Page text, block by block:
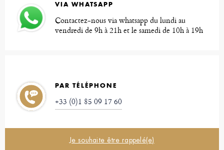
VIA WHATSAPP
Contactez-nous via whatsapp du lundi au
vendredi de 9h à 21h et le samedi de 10h à 19h
PAR TÉLÉPHONE
+33 (0)1 85 09 17 60
Je souhaite être rappelé(e)